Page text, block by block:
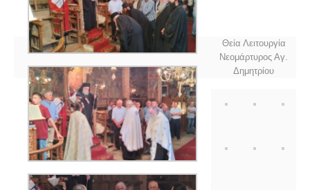
Θεία Λειτουργία
Νεομάρτυρος Αγ.
Δημητρίου